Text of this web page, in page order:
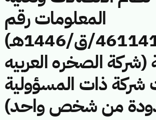
المعلومات رقم
(461141072/ق/1446هـ)
(شركة الصخره العربيه
شركة ذات المسؤولية
من شخص واحد)